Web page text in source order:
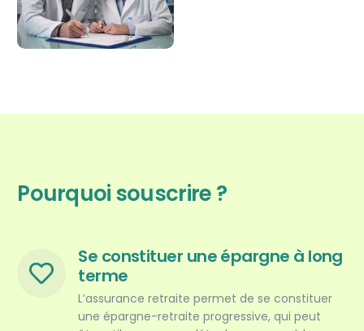
Pourquoi souscrire ?
Se constituer une épargne à long
terme
L’assurance retraite permet de se constituer
une épargne-retraite progressive, qui peut